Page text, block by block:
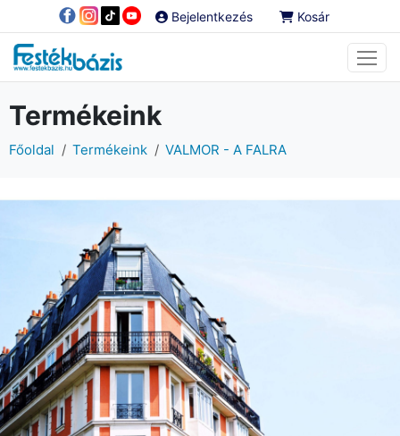
Bejelentkezés Kosár
Termékeink
Főoldal Termékeink VALMOR - A FALRA